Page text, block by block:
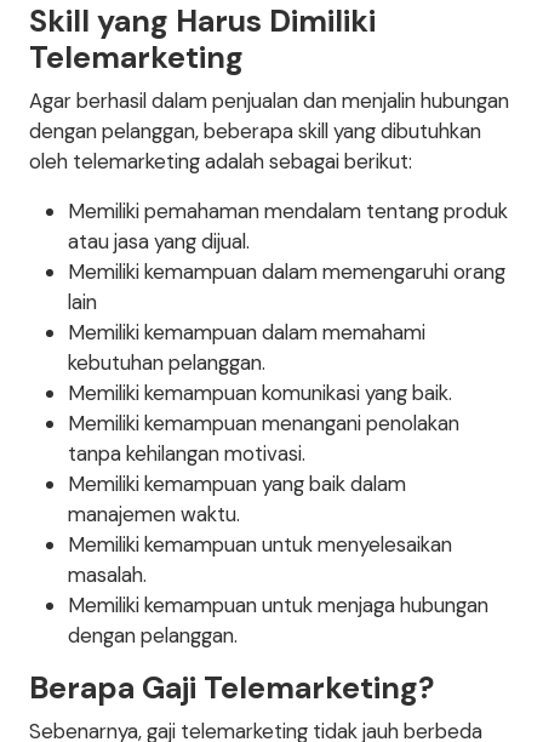
Skill yang Harus Dimiliki
Telemarketing
Agar berhasil dalam penjualan dan menjalin hubungan
dengan pelanggan, beberapa skill yang dibutuhkan
oleh telemarketing adalah sebagai berikut:
Memiliki pemahaman mendalam tentang produk
atau jasa yang dijual.
Memiliki kemampuan dalam memengaruhi orang
lain
Memiliki kemampuan dalam memahami
kebutuhan pelanggan.
Memiliki kemampuan komunikasi yang baik.
Memiliki kemampuan menangani penolakan
tanpa kehilangan motivasi.
Memiliki kemampuan yang baik dalam
manajemen waktu.
Memiliki kemampuan untuk menyelesaikan
masalah.
Memiliki kemampuan untuk menjaga hubungan
dengan pelanggan.
Berapa Gaji Telemarketing?
Sebenarnya, gaji telemarketing tidak jauh berbeda